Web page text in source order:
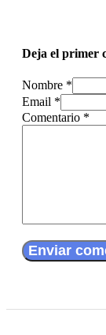
Deja el primer
Nombre *
Email *
Comentario *